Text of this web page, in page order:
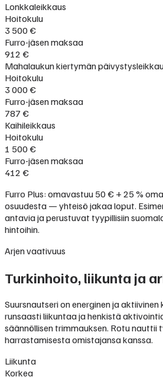
Lonkkaleikkaus
Hoitokulu
3 500 €
Furro-jäsen maksaa
912 €
Mahalaukun kiertymän
Hoitokulu
3 000 €
Furro-jäsen maksaa
787 €
Kaihileikkaus
Hoitokulu
1 500 €
Furro-jäsen maksaa
412 €
Furro Plus: omavastuu 50 € + 25 %
osuudesta — yhteisö jakaa loput.
antavia ja perustuvat tyypillisiin
hintoihin.
Arjen vaativuus
Turkinhoito, liikunta ja
Suursnautseri on energinen ja
runsaasti liikuntaa ja henkistä
säännöllisen trimmauksen. Rotu nauttii
harrastamisesta omistajansa kanssa.
Liikunta
Korkea